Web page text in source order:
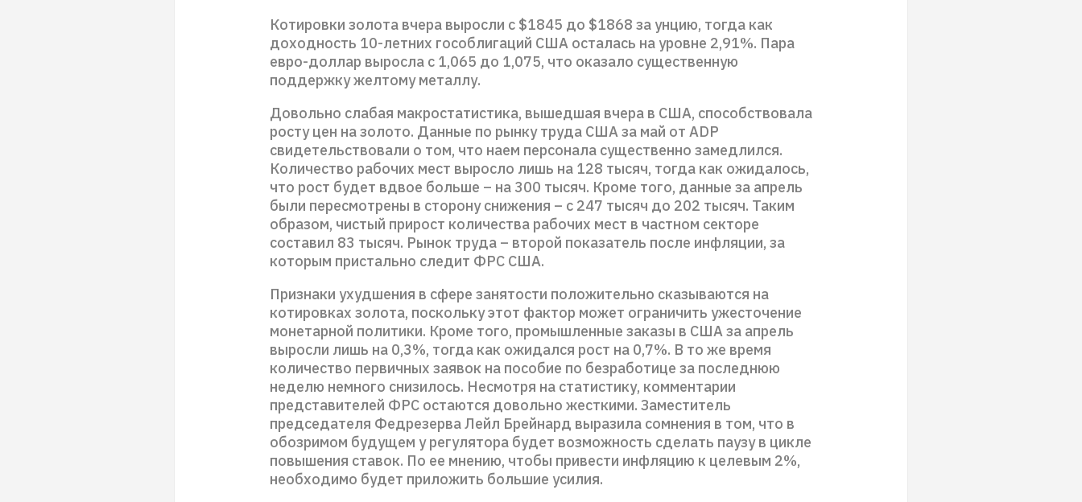
Котировки золота вчера выросли с $1845 до $1868 за унцию, тогда как
доходность 10-летних гособлигаций США осталась на уровне 2,91%. Пара
евро-доллар выросла с 1,065 до 1,075, что оказало существенную
поддержку желтому металлу.
Довольно слабая макростатистика, вышедшая вчера в США, способствовала
росту цен на золото. Данные по рынку труда США за май от ADP
свидетельствовали о том, что наем персонала существенно замедлился.
Количество рабочих мест выросло лишь на 128 тысяч, тогда как ожидалось,
что рост будет вдвое больше – на 300 тысяч. Кроме того, данные за апрель
были пересмотрены в сторону снижения – с 247 тысяч до 202 тысяч. Таким
образом, чистый прирост количества рабочих мест в частном секторе
составил 83 тысяч. Рынок труда – второй показатель после инфляции, за
которым пристально следит ФРС США.
Признаки ухудшения в сфере занятости положительно сказываются на
котировках золота, поскольку этот фактор может ограничить ужесточение
монетарной политики. Кроме того, промышленные заказы в США за апрель
выросли лишь на 0,3%, тогда как ожидался рост на 0,7%. В то же время
количество первичных заявок на пособие по безработице за последнюю
неделю немного снизилось. Несмотря на статистику, комментарии
представителей ФРС остаются довольно жесткими. Заместитель
председателя Федрезерва Лейл Брейнард выразила сомнения в том, что в
обозримом будущем у регулятора будет возможность сделать паузу в цикле
повышения ставок. По ее мнению, чтобы привести инфляцию к целевым 2%,
необходимо будет приложить большие усилия.